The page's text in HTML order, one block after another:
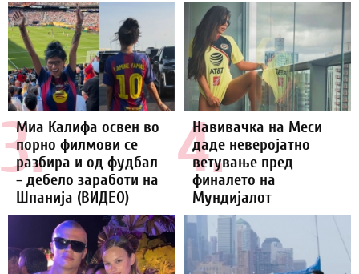
3.
Миа Калифа освен во
порно филмови се
разбира и од фудбал
- дебело заработи на
Шпанија (ВИДЕО)
4.
Навивачка на Меси
даде неверојатно
ветување пред
финалето на
Мундијалот